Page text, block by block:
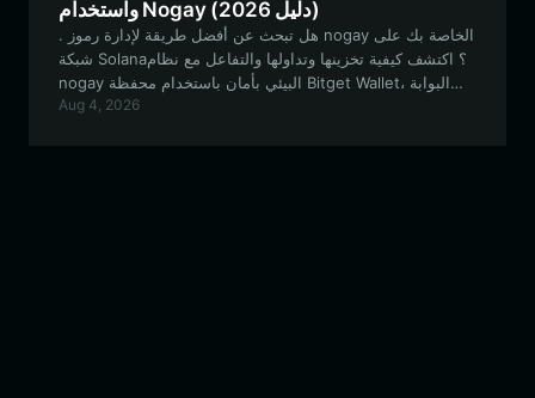
واستخدام Nogay (دليل 2026)
. هل تبحث عن أفضل طريقة لإدارة رموز nogay الخاصة بك على
شبكة Solana؟ اكتشف كيفية تخزينها وتداولها والتفاعل مع نظام
nogay البيئي بأمان باستخدام محفظة Bitget Wallet، البوابة
Aug 4, 2026